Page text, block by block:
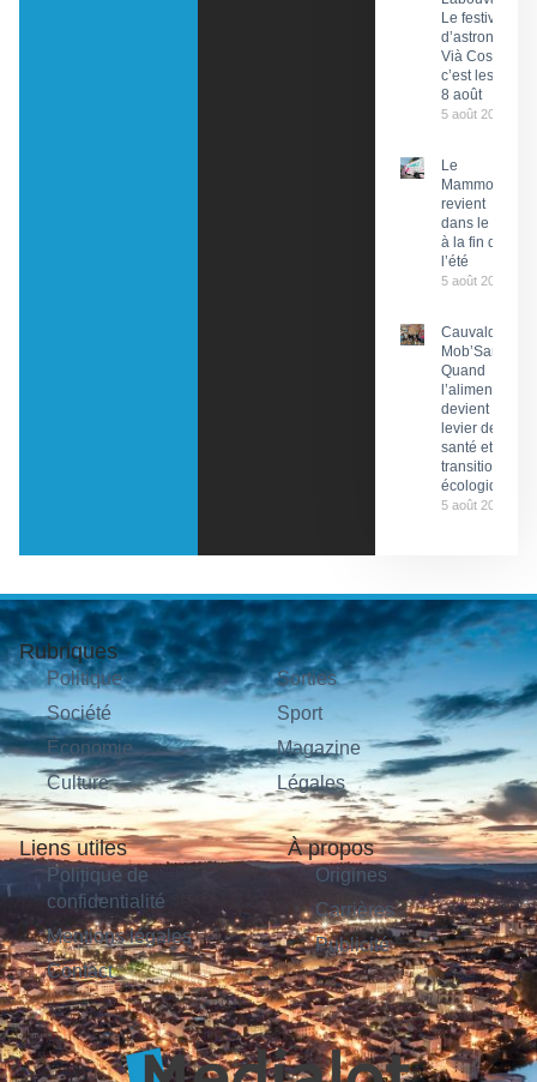
Le festival
d’astronomie
Vià Cosmos,
c’est les 7 et
8 août
5 août 2026
Le
Mammobile
revient
dans le Lot
à la fin de
l’été
5 août 2026
Cauvaldor –
Mob’Santé :
Quand
l’alimentation
devient un
levier de
santé et de
transition
écologique
5 août 2026
Rubriques
Politique
Société
Économie
Culture
Sorties
Sport
Magazine
Légales
Liens utiles
Politique de
confidentialité
Mentions légales
Contact
À propos
Origines
Carrières
Publicité